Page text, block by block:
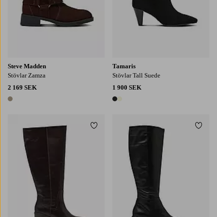
Steve Madden
Stövlar Zamza
2 169 SEK
1 färg
Tamaris
Stövlar Tall Suede
1 900 SEK
2 färger
Lägg till i favoriter